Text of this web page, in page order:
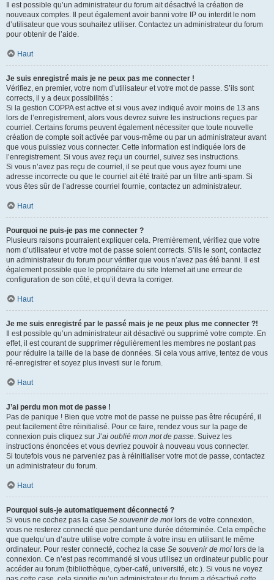
Il est possible qu’un administrateur du forum ait désactivé la création de
nouveaux comptes. Il peut également avoir banni votre IP ou interdit le nom
d’utilisateur que vous souhaitez utiliser. Contactez un administrateur du forum
pour obtenir de l’aide.
Haut
Je suis enregistré mais je ne peux pas me connecter !
Vérifiez, en premier, votre nom d’utilisateur et votre mot de passe. S’ils sont
corrects, il y a deux possibilités :
Si la gestion COPPA est active et si vous avez indiqué avoir moins de 13 ans
lors de l’enregistrement, alors vous devrez suivre les instructions reçues par
courriel. Certains forums peuvent également nécessiter que toute nouvelle
création de compte soit activée par vous-même ou par un administrateur avant
que vous puissiez vous connecter. Cette information est indiquée lors de
l’enregistrement. Si vous avez reçu un courriel, suivez ses instructions.
Si vous n’avez pas reçu de courriel, il se peut que vous ayez fourni une
adresse incorrecte ou que le courriel ait été traité par un filtre anti-spam. Si
vous êtes sûr de l’adresse courriel fournie, contactez un administrateur.
Haut
Pourquoi ne puis-je pas me connecter ?
Plusieurs raisons pourraient expliquer cela. Premièrement, vérifiez que votre
nom d’utilisateur et votre mot de passe soient corrects. S’ils le sont, contactez
un administrateur du forum pour vérifier que vous n’avez pas été banni. Il est
également possible que le propriétaire du site Internet ait une erreur de
configuration de son côté, et qu’il devra la corriger.
Haut
Je me suis enregistré par le passé mais je ne peux plus me connecter ?!
Il est possible qu’un administrateur ait désactivé ou supprimé votre compte. En
effet, il est courant de supprimer régulièrement les membres ne postant pas
pour réduire la taille de la base de données. Si cela vous arrive, tentez de vous
ré-enregistrer et soyez plus investi sur le forum.
Haut
J’ai perdu mon mot de passe !
Pas de panique ! Bien que votre mot de passe ne puisse pas être récupéré, il
peut facilement être réinitialisé. Pour ce faire, rendez vous sur la page de
connexion puis cliquez sur J’ai oublié mon mot de passe. Suivez les
instructions énoncées et vous devriez pouvoir à nouveau vous connecter.
Si toutefois vous ne parveniez pas à réinitialiser votre mot de passe, contactez
un administrateur du forum.
Haut
Pourquoi suis-je automatiquement déconnecté ?
Si vous ne cochez pas la case Se souvenir de moi lors de votre connexion,
vous ne resterez connecté que pendant une durée déterminée. Cela empêche
que quelqu’un d’autre utilise votre compte à votre insu en utilisant le même
ordinateur. Pour rester connecté, cochez la case Se souvenir de moi lors de la
connexion. Ce n’est pas recommandé si vous utilisez un ordinateur public pour
accéder au forum (bibliothèque, cyber-café, université, etc.). Si vous ne voyez